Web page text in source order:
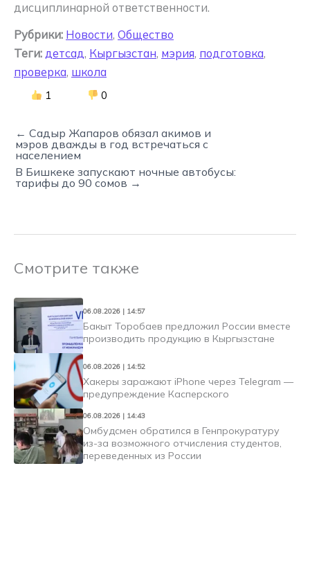
дисциплинарной ответственности.
Рубрики: Новости, Общество
Теги: детсад, Кыргызстан, мэрия, подготовка,
проверка, школа
1 0
← Садыр Жапаров обязал акимов и
мэров дважды в год встречаться с
населением
В Бишкеке запускают ночные автобусы:
тарифы до 90 сомов →
Смотрите также
06.08.2026 | 14:57
Бакыт Торобаев предложил России вместе
производить продукцию в Кыргызстане
06.08.2026 | 14:52
Хакеры заражают iPhone через Telegram —
предупреждение Касперского
06.08.2026 | 14:43
Омбудсмен обратился в Генпрокуратуру
из-за возможного отчисления студентов,
переведенных из России